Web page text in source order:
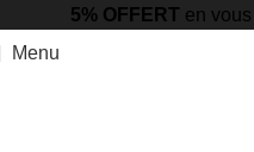
5% OFFERT en
Menu